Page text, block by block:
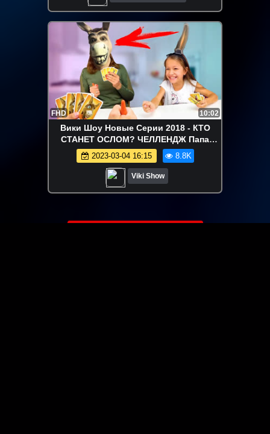
FHD 10:02
Вики Шоу Новые Серии 2018 - КТО
СТАНЕТ ОСЛОМ? ЧЕЛЛЕНДЖ Папа
ПРОТИВ Девочек КТО Споет Ослиную
Песню / Вики Шоу
2023-03-04 16:15 8.8K
Viki Show